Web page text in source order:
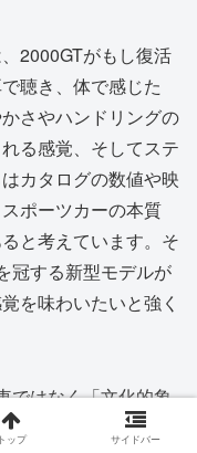
2000GTがもし復活
聴き、体で感じた
さやハンドリングの
る感覚、そしてステ
カタログの数値や映
ポーツカーの本質
と考えています。そ
冠する新型モデルが
を味わいたいと強く
ではなく「文化的象
れれば日本の自動車
トップ サイドバー